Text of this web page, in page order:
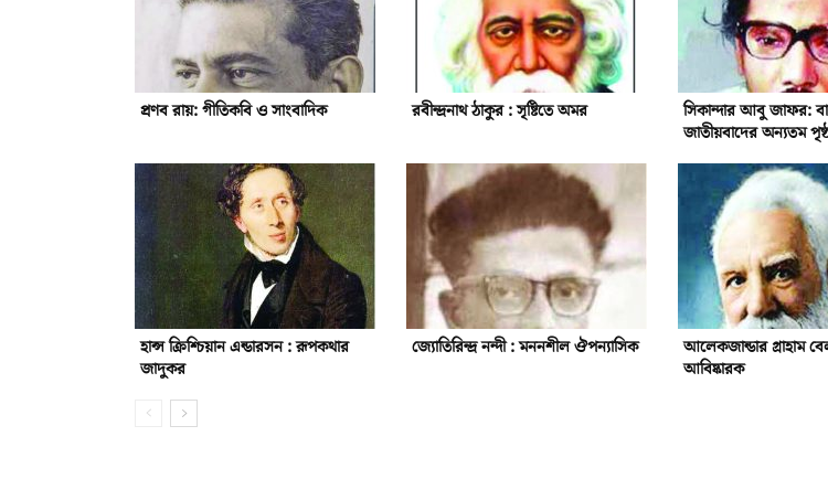
প্রণব রায়: গীতিকবি ও সাংবাদিক রবীন্দ্রনাথ ঠাকুর : সৃষ্টিতে অমর
সিকান্দার আবু জাফর:
জাতীয়বাদের অন্যতম
হান্স ক্রিশ্চিয়ান এন্ডারসন : রূপকথার
জাদুকর
জ্যোতিরিন্দ্র নন্দী : মননশীল ঔপন্যাসিক
আলেকজান্ডার গ্রাহাম
আবিষ্কারক